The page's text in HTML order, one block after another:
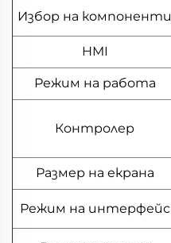
Избор на компоненти
HMI
Режим на работа
Контролер
Размер на екрана
Режим на интерфейс